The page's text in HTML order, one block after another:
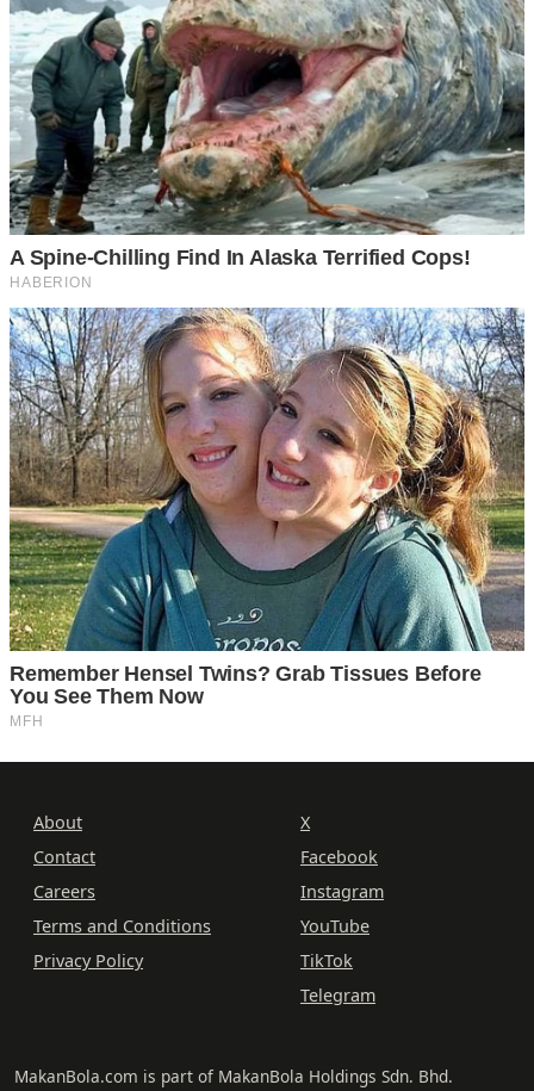
About
Contact
Careers
Terms and Conditions
Privacy Policy
X
Facebook
Instagram
YouTube
TikTok
Telegram
MakanBola.com is part of MakanBola Holdings Sdn. Bhd.